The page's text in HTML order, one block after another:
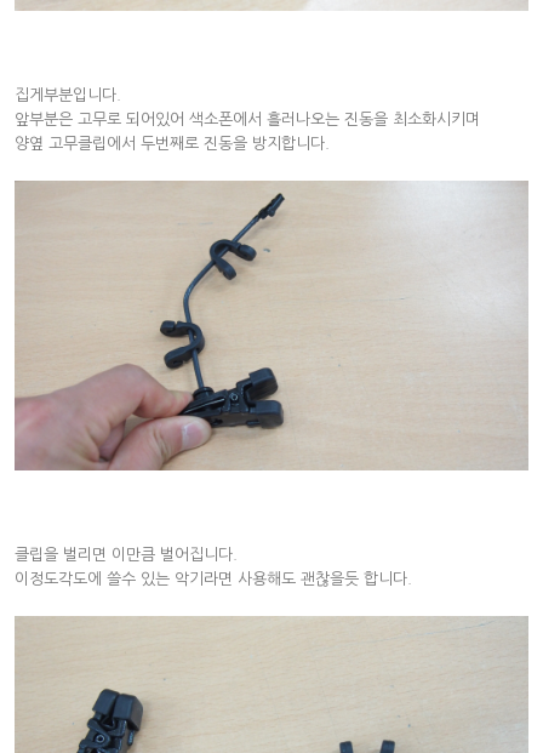
집게부분입니다.
앞부분은 고무로 되어있어 색소폰에서 흘러나오는 진동을 최소화시키며
양옆 고무클립에서 두번째로 진동을 방지합니다.
클립을 벌리면 이만큼 벌어집니다.
이정도각도에 쓸수 있는 악기라면 사용해도 괜찮을듯 합니다.